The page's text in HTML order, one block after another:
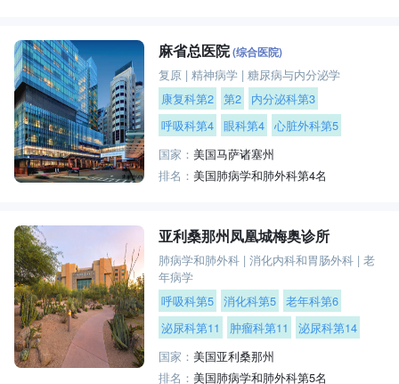
麻省总医院(综合医院)
复原 |精神病学 |糖尿病与内分泌学
康复科第2 第2
内分泌科第3
呼吸科第4 眼科第4 心脏外科第5
国家：美国马萨诸塞州
排名：美国肺病学和肺外科第4名
亚利桑那州凤凰城梅奥诊所
肺病学和肺外科 |消化内科和胃肠外科 |老
年病学
呼吸科第5 消化科第5 老年科第6
泌尿科第11
肿瘤科第11
泌尿科第14
国家：美国亚利桑那州
排名：美国肺病学和肺外科第5名